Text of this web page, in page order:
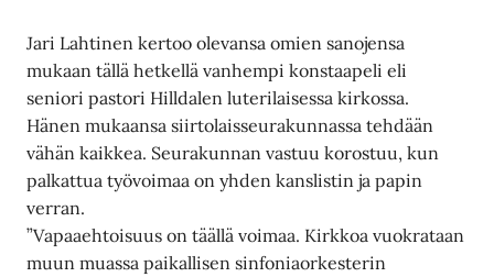
Jari Lahtinen kertoo olevansa omien sanojensa
mukaan tällä hetkellä vanhempi konstaapeli eli
seniori pastori Hilldalen luterilaisessa kirkossa.
Hänen mukaansa siirtolaisseurakunnassa tehdään
vähän kaikkea. Seurakunnan vastuu korostuu, kun
palkattua työvoimaa on yhden kanslistin ja papin
verran.
”Vapaaehtoisuus on täällä voimaa. Kirkkoa vuokrataan
muun muassa paikallisen sinfoniaorkesterin